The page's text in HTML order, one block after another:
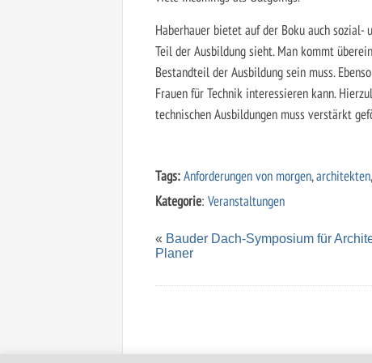
Haberhauer bietet auf der Boku auch
Teil der Ausbildung sieht. Man kommt
Bestandteil der Ausbildung sein muss.
Frauen für Technik interessieren kann.
technischen Ausbildungen muss verstärkt
Tags:Anforderungen von morgen,architekten,
Kategorie: Veranstaltungen
« Bauder Dach-Symposium für
Planer